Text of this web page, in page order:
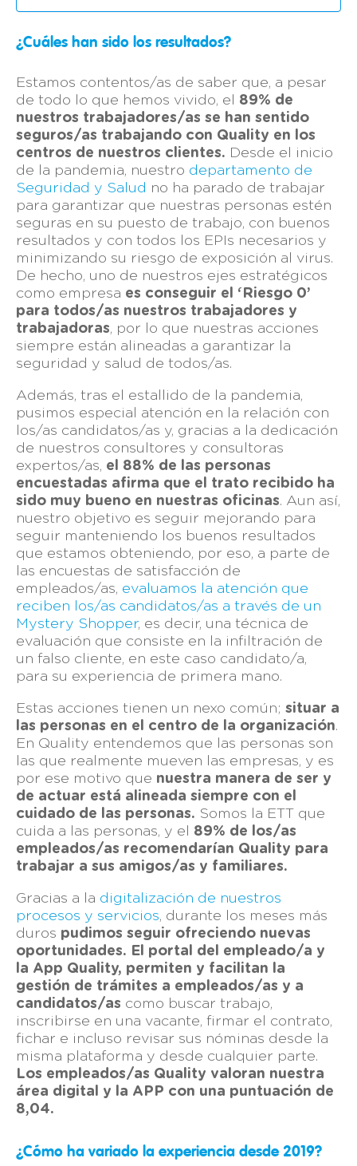
¿Cuáles han sido los resultados?
Estamos contentos/as de saber que, a pesar
de todo lo que hemos vivido, el 89% de
nuestros trabajadores/as se han sentido
seguros/as trabajando con Quality en los
centros de nuestros clientes. Desde el inicio
de la pandemia, nuestro departamento de
Seguridad y Salud no ha parado de trabajar
para garantizar que nuestras personas estén
seguras en su puesto de trabajo, con buenos
resultados y con todos los EPIs necesarios y
minimizando su riesgo de exposición al virus.
De hecho, uno de nuestros ejes estratégicos
como empresa es conseguir el ‘Riesgo 0’
para todos/as nuestros trabajadores y
trabajadoras, por lo que nuestras acciones
siempre están alineadas a garantizar la
seguridad y salud de todos/as.
Además, tras el estallido de la pandemia,
pusimos especial atención en la relación con
los/as candidatos/as y, gracias a la dedicación
de nuestros consultores y consultoras
expertos/as, el 88% de las personas
encuestadas afirma que el trato recibido ha
sido muy bueno en nuestras oficinas. Aun así,
nuestro objetivo es seguir mejorando para
seguir manteniendo los buenos resultados
que estamos obteniendo, por eso, a parte de
las encuestas de satisfacción de
empleados/as, evaluamos la atención que
reciben los/as candidatos/as a través de un
Mystery Shopper, es decir, una técnica de
evaluación que consiste en la infiltración de
un falso cliente, en este caso candidato/a,
para su experiencia de primera mano.
Estas acciones tienen un nexo común; situar a
las personas en el centro de la organización.
En Quality entendemos que las personas son
las que realmente mueven las empresas, y es
por ese motivo que nuestra manera de ser y
de actuar está alineada siempre con el
cuidado de las personas. Somos la ETT que
cuida a las personas, y el
89% de los/as
empleados/as recomendarían Quality para
trabajar a sus amigos/as y familiares.
Gracias a la digitalización de nuestros
procesos y servicios, durante los meses más
duros pudimos seguir ofreciendo nuevas
oportunidades. El portal del empleado/a y
la App Quality, permiten y facilitan la
gestión de trámites a empleados/as y a
candidatos/as como buscar trabajo,
inscribirse en una vacante, firmar el contrato,
fichar e incluso revisar sus nóminas desde la
misma plataforma y desde cualquier parte.
Los empleados/as Quality valoran nuestra
área digital y la APP con una puntuación de
8,04.
¿Cómo ha variado la experiencia desde 2019?